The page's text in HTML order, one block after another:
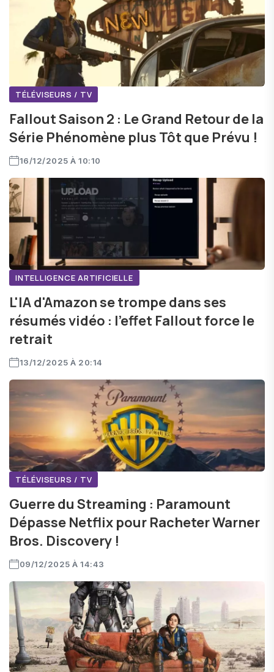
TÉLÉVISEURS / TV
Fallout Saison 2 : Le Grand Retour de la
Série Phénomène plus Tôt que Prévu !
16/12/2025 À 10:10
INTELLIGENCE ARTIFICIELLE
L'IA d'Amazon se trompe dans ses
résumés vidéo : l'effet Fallout force le
retrait
13/12/2025 À 20:14
TÉLÉVISEURS / TV
Guerre du Streaming : Paramount
Dépasse Netflix pour Racheter Warner
Bros. Discovery !
09/12/2025 À 14:43